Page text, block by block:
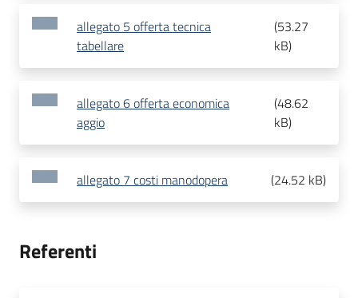
allegato 5 offerta tecnica
tabellare
(53.27
kB)
allegato 6 offerta economica
aggio
(48.62
kB)
allegato 7 costi manodopera (24.52 kB)
Referenti